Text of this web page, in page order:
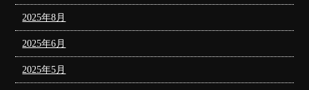
2025年8月
2025年6月
2025年5月